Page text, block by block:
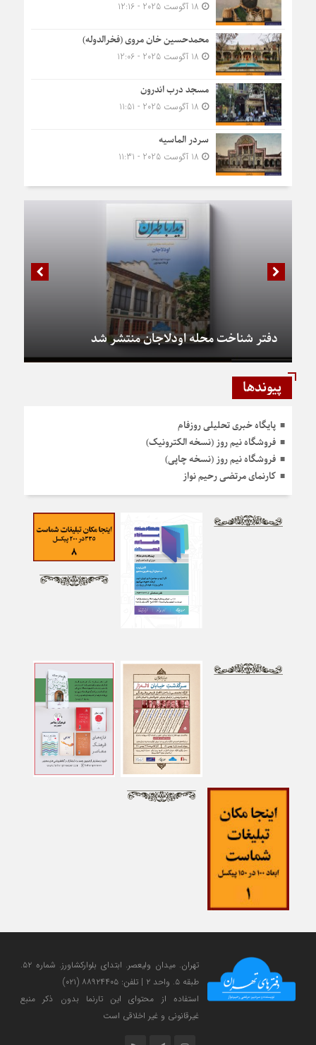
محمدحسین خان مروی (فخرالدوله)
مسجد درب اندرون
سردر الماسیه
دفتر شناخت محله اودلاجان منتشر شد
پیوندها
پایگاه خبری تحلیلی روزفام
فروشگاه نیم روز (نسخه الکترونیک)
فروشگاه نیم روز (نسخه چاپی)
کارنمای مرتضی رحیم نواز
تهران. میدان ولی‎عصر. ابتدای بلوارکشاورز. شماره ۵۲.
طبقه ۵. واحد ۲ | تلفن: ۸۸۹۲۴۴۰۵ (۰۲۱)
استفاده از محتوای این تارنما بدون ذکر منبع
غیرقانونی و غیر اخلاقی است